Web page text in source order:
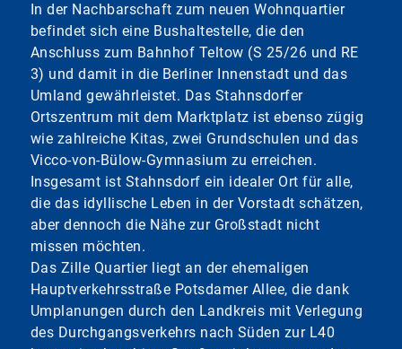
In der Nachbarschaft zum neuen Wohnquartier
befindet sich eine Bushaltestelle, die den
Anschluss zum Bahnhof Teltow (S 25/26 und RE
3) und damit in die Berliner Innenstadt und das
Umland gewährleistet. Das Stahnsdorfer
Ortszentrum mit dem Marktplatz ist ebenso zügig
wie zahlreiche Kitas, zwei Grundschulen und das
Vicco-von-Bülow-Gymnasium zu erreichen.
Insgesamt ist Stahnsdorf ein idealer Ort für alle,
die das idyllische Leben in der Vorstadt schätzen,
aber dennoch die Nähe zur Großstadt nicht
missen möchten.
Das Zille Quartier liegt an der ehemaligen
Hauptverkehrsstraße Potsdamer Allee, die dank
Umplanungen durch den Landkreis mit Verlegung
des Durchgangsverkehrs nach Süden zur L40